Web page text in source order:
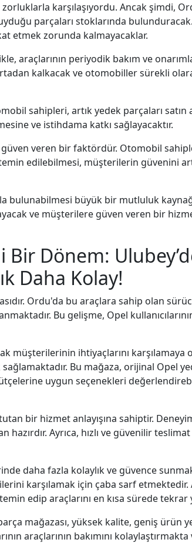
karşılaşıyordu. Ancak şimdi,
parçaları stoklarında
etmek zorunda kalmayacaklar.
araçlarının periyodik bakım ve
kalkacak ve otomobiller sürekli
sahipleri, artık yedek parçaları satın
ve istihdama katkı sağlayacaktır.
veren bir faktördür. Otomobil
edilebilmesi, müşterilerin güvenini
büyük bir mutluluk
ve müşterilere güven veren bir
Bir Dönem:
Daha Kolay!
Ordu'da bu araçlara sahip olan
Bu gelişme, Opel
ihtiyaçlarını karşılamaya
Bu mağaza, orijinal Opel
uygun seçenekleri
bir hizmet anlayışına sahiptir.
Ayrıca, hızlı ve güvenilir
daha fazla kolaylık ve güvence
karşılamak için çaba sarf etmektedir.
edip araçlarını en kısa sürede tekrar
mağazası, yüksek kalite, geniş ürün
araçlarının bakımını